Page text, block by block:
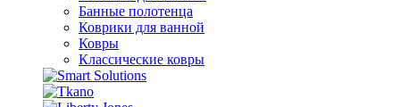
Банные полотенца
Коврики для ванной
Ковры
Классические ковры